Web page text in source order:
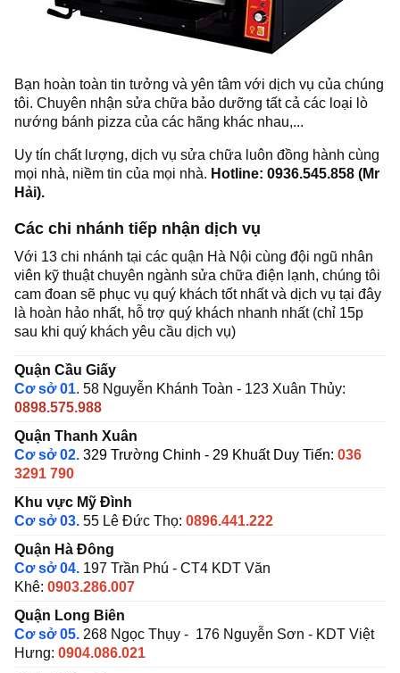
Bạn hoàn toàn tin tưởng và yên tâm với dịch vụ của chúng
tôi. Chuyên nhận sửa chữa bảo dưỡng tất cả các loại lò
nướng bánh pizza của các hãng khác nhau,...
Uy tín chất lượng, dịch vụ sửa chữa luôn đồng hành cùng
mọi nhà, niềm tin của mọi nhà. Hotline: 0936.545.858 (Mr
Hải).
Các chi nhánh tiếp nhận dịch vụ
Với 13 chi nhánh tại các quận Hà Nội cùng đội ngũ nhân
viên kỹ thuật chuyên ngành sửa chữa điện lạnh, chúng tôi
cam đoan sẽ phục vụ quý khách tốt nhất và dịch vụ tại đây
là hoàn hảo nhất, hỗ trợ quý khách nhanh nhất (chỉ 15p
sau khi quý khách yêu cầu dịch vụ)
Quận Cầu Giấy
Cơ sở 01. 58 Nguyễn Khánh Toàn - 123 Xuân Thủy:
0898.575.988
Quận Thanh Xuân
Cơ sở 02. 329 Trường Chinh - 29 Khuất Duy Tiến: 036
3291 790
Khu vực Mỹ Đình
Cơ sở 03. 55 Lê Đức Thọ: 0896.441.222
Quận Hà Đông
Cơ sở 04. 197 Trần Phú - CT4 KDT Văn
Khê: 0903.286.007
Quận Long Biên
Cơ sở 05. 268 Ngọc Thụy - 176 Nguyễn Sơn - KDT Việt
Hưng: 0904.086.021